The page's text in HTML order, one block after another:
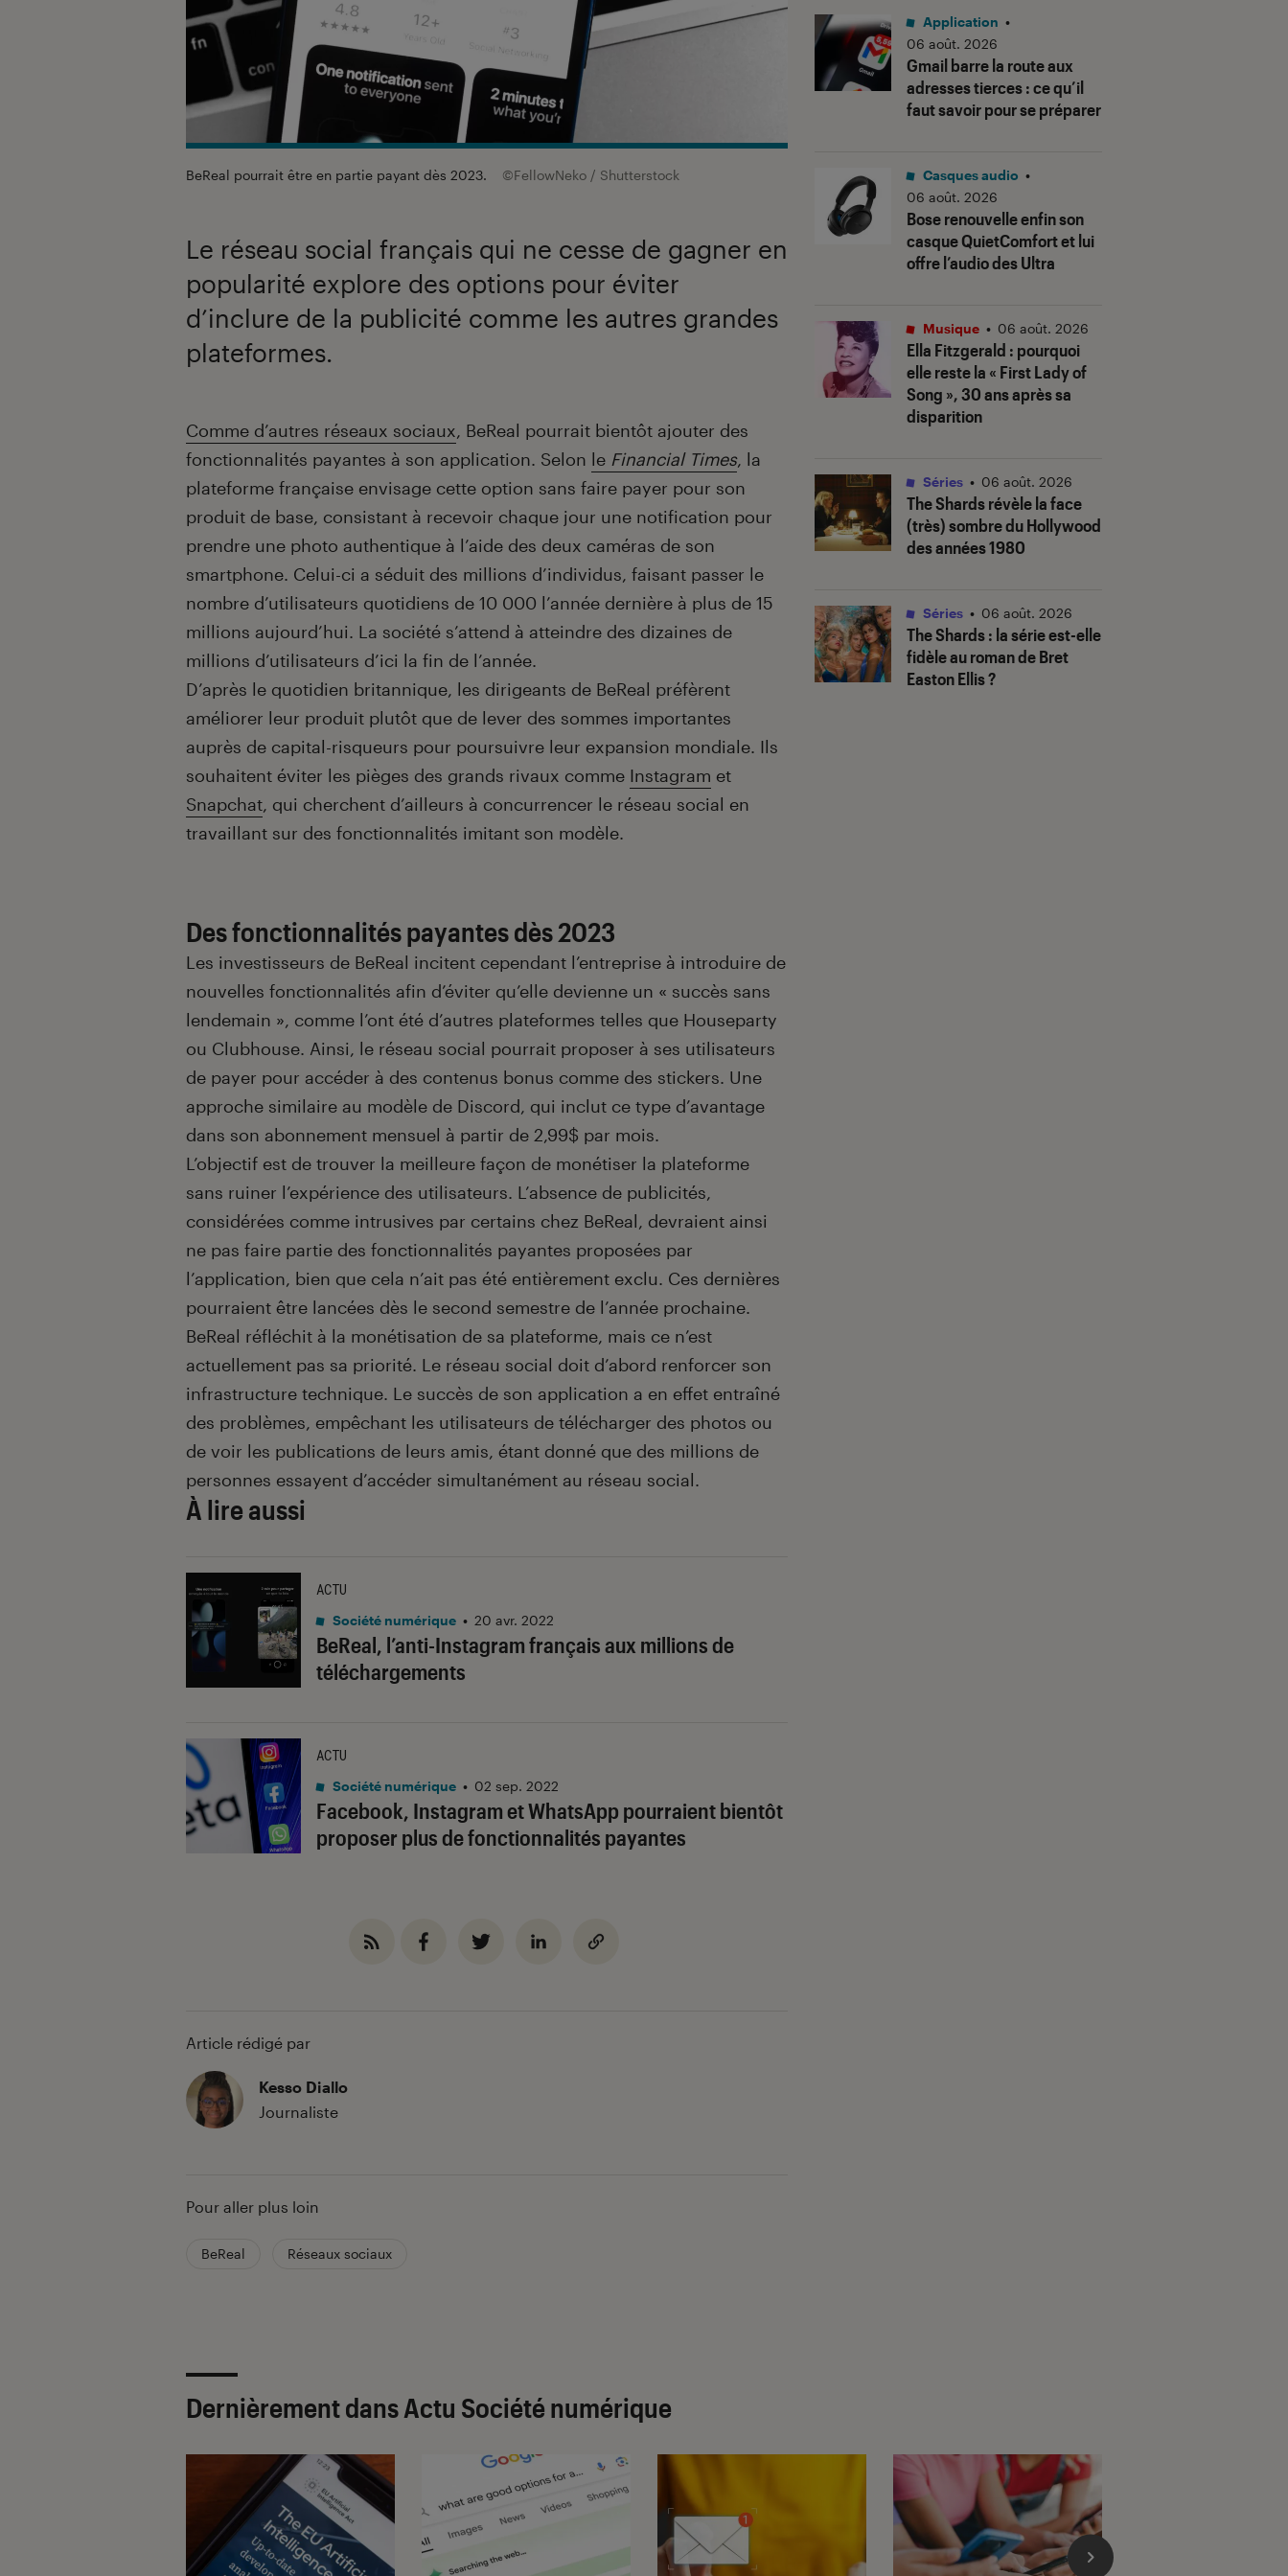
BeReal pourrait être en partie payant dès 2023. ©FellowNeko / Shutterstock
Le réseau social français qui ne cesse de gagner en
popularité explore des options pour éviter
d’inclure de la publicité comme les autres grandes
plateformes.
Introduction
Comme d’autres réseaux sociaux, BeReal pourrait bientôt ajouter des
fonctionnalités payantes à son application. Selon le Financial Times, la
plateforme française envisage cette option sans faire payer pour son
produit de base, consistant à recevoir chaque jour une notification pour
prendre une photo authentique à l’aide des deux caméras de son
smartphone. Celui-ci a séduit des millions d’individus, faisant passer le
nombre d’utilisateurs quotidiens de 10 000 l’année dernière à plus de 15
millions aujourd’hui. La société s’attend à atteindre des dizaines de
millions d’utilisateurs d’ici la fin de l’année.
D’après le quotidien britannique, les dirigeants de BeReal préfèrent
améliorer leur produit plutôt que de lever des sommes importantes
auprès de capital-risqueurs pour poursuivre leur expansion mondiale. Ils
souhaitent éviter les pièges des grands rivaux comme Instagram et
Snapchat, qui cherchent d’ailleurs à concurrencer le réseau social en
travaillant sur des fonctionnalités imitant son modèle.
Des fonctionnalités payantes dès 2023
Les investisseurs de BeReal incitent cependant l’entreprise à introduire de
nouvelles fonctionnalités afin d’éviter qu’elle devienne un « succès sans
lendemain », comme l’ont été d’autres plateformes telles que Houseparty
ou Clubhouse. Ainsi, le réseau social pourrait proposer à ses utilisateurs
de payer pour accéder à des contenus bonus comme des stickers. Une
approche similaire au modèle de Discord, qui inclut ce type d’avantage
dans son abonnement mensuel à partir de 2,99$ par mois.
L’objectif est de trouver la meilleure façon de monétiser la plateforme
sans ruiner l’expérience des utilisateurs. L’absence de publicités,
considérées comme intrusives par certains chez BeReal, devraient ainsi
ne pas faire partie des fonctionnalités payantes proposées par
l’application, bien que cela n’ait pas été entièrement exclu. Ces dernières
pourraient être lancées dès le second semestre de l’année prochaine.
BeReal réfléchit à la monétisation de sa plateforme, mais ce n’est
actuellement pas sa priorité. Le réseau social doit d’abord renforcer son
infrastructure technique. Le succès de son application a en effet entraîné
des problèmes, empêchant les utilisateurs de télécharger des photos ou
de voir les publications de leurs amis, étant donné que des millions de
personnes essayent d’accéder simultanément au réseau social.
À lire aussi
BeReal, l’anti-Instagram français aux millions de
téléchargements
ACTU
Société numérique • 20 avr. 2022
Facebook, Instagram et WhatsApp pourraient bientôt
proposer plus de fonctionnalités payantes
ACTU
Société numérique • 02 sep. 2022
Article rédigé par
Kesso Diallo
Journaliste
Pour aller plus loin
BeReal Réseaux sociaux
Gmail barre la route aux
adresses tierces : ce qu’il
faut savoir pour se préparer
Application •
06 août. 2026
Bose renouvelle enfin son
casque QuietComfort et lui
offre l’audio des Ultra
Casques audio •
06 août. 2026
Ella Fitzgerald : pourquoi
elle reste la « First Lady of
Song », 30 ans après sa
disparition
Musique • 06 août. 2026
The Shardsrévèle la face
(très) sombre du Hollywood
des années 1980
Séries • 06 août. 2026
The Shards: la série est-elle
fidèle au roman de Bret
Easton Ellis ?
Séries • 06 août. 2026
Dernièrement dans Actu Société numérique